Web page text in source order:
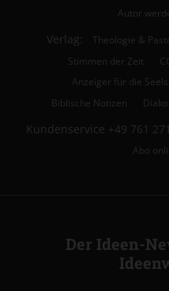
Autor
Verlag: Theologie &
Stimmen der Zeit
Anzeiger für die
Biblische Notizen
Kundenservice +49 761
Abo
Der Ideen-